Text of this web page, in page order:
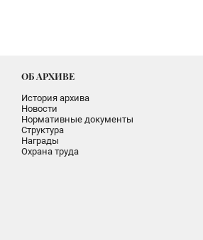
ОБ АРХИВЕ
История архива
Новости
Нормативные документы
Структура
Награды
Охрана труда